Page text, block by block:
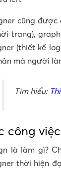
cũng được
trang),
(thiết kế
mà người
Tìm hiểu:
công
là làm gì?
thời hiện